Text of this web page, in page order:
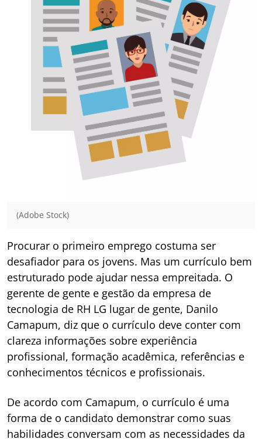
(Adobe Stock)
Procurar o primeiro emprego costuma ser
desafiador para os jovens. Mas um currículo bem
estruturado pode ajudar nessa empreitada. O
gerente de gente e gestão da empresa de
tecnologia de RH LG lugar de gente, Danilo
Camapum, diz que o currículo deve conter com
clareza informações sobre experiência
profissional, formação acadêmica, referências e
conhecimentos técnicos e profissionais.
De acordo com Camapum, o currículo é uma
forma de o candidato demonstrar como suas
habilidades conversam com as necessidades da